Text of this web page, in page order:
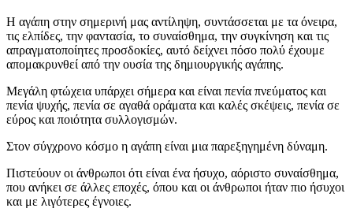
Η αγάπη στην σημερινή μας αντίληψη, συντάσσεται με τα όνειρα,
τις ελπίδες, την φαντασία, το συναίσθημα, την συγκίνηση και τις
απραγματοποίητες προσδοκίες, αυτό δείχνει πόσο πολύ έχουμε
απομακρυνθεί από την ουσία της δημιουργικής αγάπης.
Μεγάλη φτώχεια υπάρχει σήμερα και είναι πενία πνεύματος και
πενία ψυχής, πενία σε αγαθά οράματα και καλές σκέψεις, πενία σε
εύρος και ποιότητα συλλογισμών.
Στον σύγχρονο κόσμο η αγάπη είναι μια παρεξηγημένη δύναμη.
Πιστεύουν οι άνθρωποι ότι είναι ένα ήσυχο, αόριστο συναίσθημα,
που ανήκει σε άλλες εποχές, όπου και οι άνθρωποι ήταν πιο ήσυχοι
και με λιγότερες έγνοιες.